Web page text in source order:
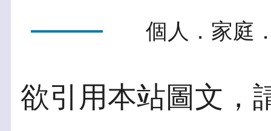
個人．家庭
欲引用本站圖文，